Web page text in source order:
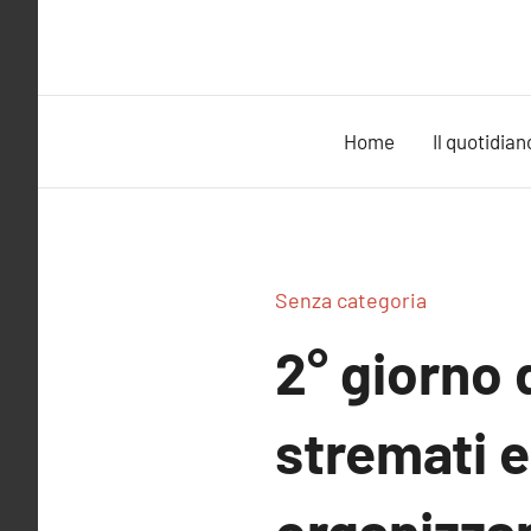
Home Il
Senza categoria
2° giorno
stremati